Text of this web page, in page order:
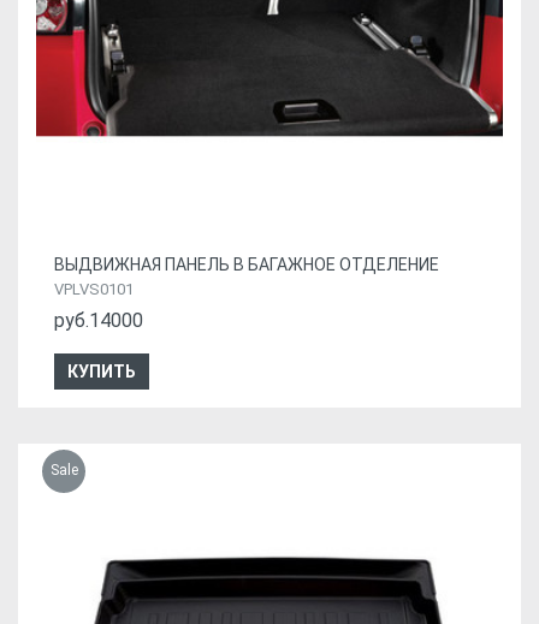
ВЫДВИЖНАЯ ПАНЕЛЬ В БАГАЖНОЕ ОТДЕЛЕНИЕ
VPLVS0101
руб.14000
КУПИТЬ
Sale